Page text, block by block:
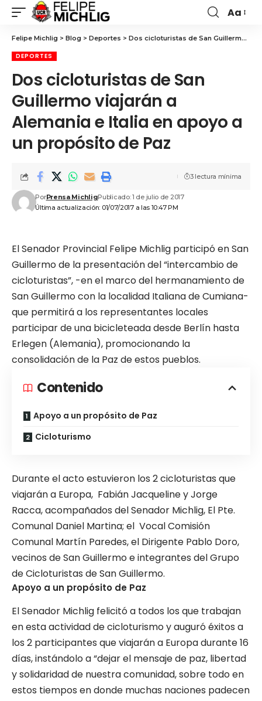
Aa
Felipe Michlig > Blog > Deportes > Dos cicloturistas de San Guillermo viajarán a Alemania e Italia en apoyo a un propósito de Paz
DEPORTES
Dos cicloturistas de San
Guillermo viajarán a
Alemania e Italia en apoyo a
un propósito de Paz
Última actualización: 01/07/2017 a las 10:47 PM
PorPrensa MichligPublicado: 1 de julio de 2017
3 lectura mínima
El Senador Provincial Felipe Michlig participó en San
Guillermo de la presentación del “intercambio de
cicloturistas”, -en el marco del hermanamiento de
San Guillermo con la localidad Italiana de Cumiana-
que permitirá a los representantes locales
participar de una bicicleteada desde Berlín hasta
Erlegen (Alemania), promocionando la
consolidación de la Paz de estos pueblos.
Contenido
Apoyo a un propósito de Paz
Cicloturismo
Durante el acto estuvieron los 2 cicloturistas que
viajarán a Europa, Fabián Jacqueline y Jorge
Racca, acompañados del Senador Michlig, El Pte.
Comunal Daniel Martina; el Vocal Comisión
Comunal Martín Paredes, el Dirigente Pablo Doro,
vecinos de San Guillermo e integrantes del Grupo
de Cicloturistas de San Guillermo.
Apoyo a un propósito de Paz
El Senador Michlig felicitó a todos los que trabajan
en esta actividad de cicloturismo y auguró éxitos a
los 2 participantes que viajarán a Europa durante 16
días, instándolo a “dejar el mensaje de paz, libertad
y solidaridad de nuestra comunidad, sobre todo en
estos tiempos en donde muchas naciones padecen